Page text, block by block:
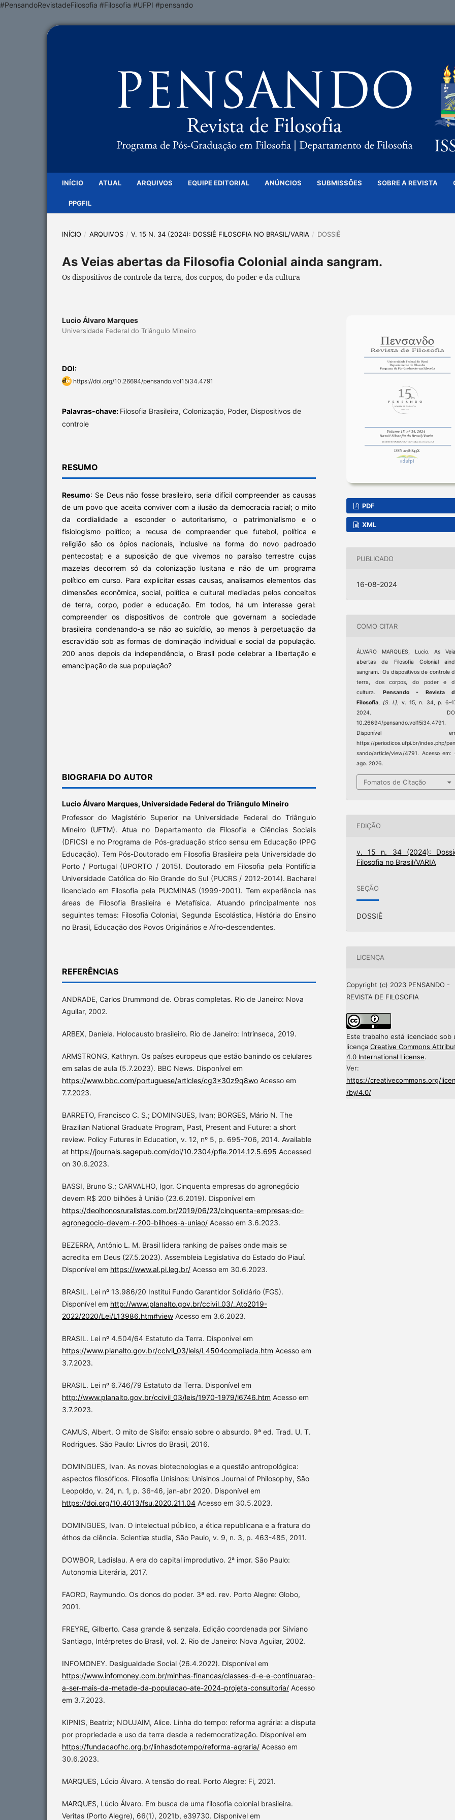
#PensandoRevistadeFilosofia #Filosofia #UFPI #pensando
INÍCIO ATUAL ARQUIVOS EQUIPE EDITORIAL ANÚNCIOS SUBMISSÕES SOBRE A REVISTA
PPGFIL
INÍCIO / ARQUIVOS / V. 15 N. 34 (2024): DOSSIÊ FILOSOFIA NO BRASIL/VARIA / DOSSIÊ
As Veias abertas da Filosofia Colonial ainda sangram.
Os dispositivos de controle da terra, dos corpos, do poder e da cultura
Lucio Álvaro Marques
Universidade Federal do Triângulo Mineiro
DOI:
https://doi.org/10.26694/pensando.vol15i34.4791
Palavras-chave: Filosofia Brasileira, Colonização, Poder, Dispositivos de
controle
RESUMO
Resumo: Se Deus não fosse brasileiro, seria difícil compreender as causas
de um povo que aceita conviver com a ilusão da democracia racial; o mito
da cordialidade a esconder o autoritarismo, o patrimonialismo e o
fisiologismo político; a recusa de compreender que futebol, política e
religião são os ópios nacionais, inclusive na forma do novo padroado
pentecostal; e a suposição de que vivemos no paraíso terrestre cujas
mazelas decorrem só da colonização lusitana e não de um programa
político em curso. Para explicitar essas causas, analisamos elementos das
dimensões econômica, social, política e cultural mediadas pelos conceitos
de terra, corpo, poder e educação. Em todos, há um interesse geral:
compreender os dispositivos de controle que governam a sociedade
brasileira condenando-a se não ao suicídio, ao menos à perpetuação da
escravidão sob as formas de dominação individual e social da população.
200 anos depois da independência, o Brasil pode celebrar a libertação e
emancipação de sua população?
BIOGRAFIA DO AUTOR
Lucio Álvaro Marques, Universidade Federal do Triângulo Mineiro
Professor do Magistério Superior na Universidade Federal do Triângulo
Mineiro (UFTM). Atua no Departamento de Filosofia e Ciências Sociais
(DFICS) e no Programa de Pós-graduação strico sensu em Educação (PPG
Educação). Tem Pós-Doutorado em Filosofia Brasileira pela Universidade do
Porto / Portugal (UPORTO / 2015). Doutorado em Filosofia pela Pontifícia
Universidade Católica do Rio Grande do Sul (PUCRS / 2012-2014). Bacharel
licenciado em Filosofia pela PUCMINAS (1999-2001). Tem experiência nas
áreas de Filosofia Brasileira e Metafísica. Atuando principalmente nos
seguintes temas: Filosofia Colonial, Segunda Escolástica, História do Ensino
no Brasil, Educação dos Povos Originários e Afro-descendentes.
REFERÊNCIAS
ANDRADE, Carlos Drummond de. Obras completas. Rio de Janeiro: Nova
Aguilar, 2002.
ARBEX, Daniela. Holocausto brasileiro. Rio de Janeiro: Intrínseca, 2019.
ARMSTRONG, Kathryn. Os países europeus que estão banindo os celulares
em salas de aula (5.7.2023). BBC News. Disponível em
https://www.bbc.com/portuguese/articles/cg3x30z9q8wo Acesso em
7.7.2023.
BARRETO, Francisco C. S.; DOMINGUES, Ivan; BORGES, Mário N. The
Brazilian National Graduate Program, Past, Present and Future: a short
review. Policy Futures in Education, v. 12, nº 5, p. 695-706, 2014. Available
at https://journals.sagepub.com/doi/10.2304/pfie.2014.12.5.695 Accessed
on 30.6.2023.
BASSI, Bruno S.; CARVALHO, Igor. Cinquenta empresas do agronegócio
devem R$ 200 bilhões à União (23.6.2019). Disponível em
https://deolhonosruralistas.com.br/2019/06/23/cinquenta-empresas-do-
agronegocio-devem-r-200-bilhoes-a-uniao/ Acesso em 3.6.2023.
BEZERRA, Antônio L. M. Brasil lidera ranking de países onde mais se
acredita em Deus (27.5.2023). Assembleia Legislativa do Estado do Piauí.
Disponível em https://www.al.pi.leg.br/ Acesso em 30.6.2023.
BRASIL. Lei nº 13.986/20 Institui Fundo Garantidor Solidário (FGS).
Disponível em http://www.planalto.gov.br/ccivil_03/_Ato2019-
2022/2020/Lei/L13986.htm#view Acesso em 3.6.2023.
BRASIL. Lei nº 4.504/64 Estatuto da Terra. Disponível em
https://www.planalto.gov.br/ccivil_03/leis/L4504compilada.htm Acesso em
3.7.2023.
BRASIL. Lei nº 6.746/79 Estatuto da Terra. Disponível em
http://www.planalto.gov.br/ccivil_03/leis/1970-1979/l6746.htm Acesso em
3.7.2023.
CAMUS, Albert. O mito de Sísifo: ensaio sobre o absurdo. 9ª ed. Trad. U. T.
Rodrigues. São Paulo: Livros do Brasil, 2016.
DOMINGUES, Ivan. As novas biotecnologias e a questão antropológica:
aspectos filosóficos. Filosofia Unisinos: Unisinos Journal of Philosophy, São
Leopoldo, v. 24, n. 1, p. 36-46, jan-abr 2020. Disponível em
https://doi.org/10.4013/fsu.2020.211.04 Acesso em 30.5.2023.
DOMINGUES, Ivan. O intelectual público, a ética republicana e a fratura do
éthos da ciência. Scientiæ studia, São Paulo, v. 9, n. 3, p. 463-485, 2011.
DOWBOR, Ladislau. A era do capital improdutivo. 2ª impr. São Paulo:
Autonomia Literária, 2017.
FAORO, Raymundo. Os donos do poder. 3ª ed. rev. Porto Alegre: Globo,
2001.
FREYRE, Gilberto. Casa grande & senzala. Edição coordenada por Silviano
Santiago, Intérpretes do Brasil, vol. 2. Rio de Janeiro: Nova Aguilar, 2002.
INFOMONEY. Desigualdade Social (26.4.2022). Disponível em
https://www.infomoney.com.br/minhas-financas/classes-d-e-e-continuarao-
a-ser-mais-da-metade-da-populacao-ate-2024-projeta-consultoria/ Acesso
em 3.7.2023.
KIPNIS, Beatriz; NOUJAIM, Alice. Linha do tempo: reforma agrária: a disputa
por propriedade e uso da terra desde a redemocratização. Disponível em
https://fundacaofhc.org.br/linhasdotempo/reforma-agraria/ Acesso em
30.6.2023.
MARQUES, Lúcio Álvaro. A tensão do real. Porto Alegre: Fi, 2021.
MARQUES, Lúcio Álvaro. Em busca de uma filosofia colonial brasileira.
Veritas (Porto Alegre), 66(1), 2021b, e39730. Disponível em
PDF
XML
PUBLICADO
16-08-2024
COMO CITAR
ÁLVARO MARQUES, Lucio. As
abertas da Filosofia Colonial
sangram.: Os dispositivos de controle
terra, dos corpos, do poder e
cultura. Pensando - Revista
Filosofia, [S. l.], v. 15, n. 34, p.
2024.
10.26694/pensando.vol15i34.4791.
Disponível
https://periodicos.ufpi.br/index.php/pen
sando/article/view/4791. Acesso em:
ago. 2026.
Fomatos de Citação
EDIÇÃO
v. 15 n. 34 (2024):
Filosofia no Brasil/VARIA
SEÇÃO
DOSSIÊ
LICENÇA
Copyright (c) 2023 PENSANDO -
REVISTA DE FILOSOFIA
Este trabalho está licenciado sob
licença Creative Commons
4.0 International License.
Ver:
https://creativecommons.org/
/by/4.0/